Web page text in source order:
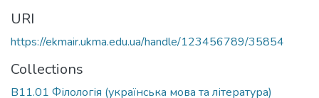
URI
https://ekmair.ukma.edu.ua/handle/123456789/35854
Collections
В11.01 Філологія (українська мова та література)